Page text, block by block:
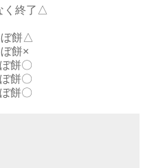
く終了△
餅△
餅×
餅〇
餅〇
餅〇